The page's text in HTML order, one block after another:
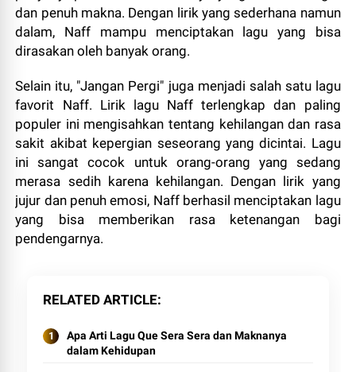
dan penuh makna. Dengan lirik yang sederhana namun
dalam, Naff mampu menciptakan lagu yang bisa
dirasakan oleh banyak orang.
Selain itu, "Jangan Pergi" juga menjadi salah satu lagu
favorit Naff. Lirik lagu Naff terlengkap dan paling
populer ini mengisahkan tentang kehilangan dan rasa
sakit akibat kepergian seseorang yang dicintai. Lagu
ini sangat cocok untuk orang-orang yang sedang
merasa sedih karena kehilangan. Dengan lirik yang
jujur dan penuh emosi, Naff berhasil menciptakan lagu
yang bisa memberikan rasa ketenangan bagi
pendengarnya.
RELATED ARTICLE
Apa Arti Lagu Que Sera Sera dan Maknanya
dalam Kehidupan